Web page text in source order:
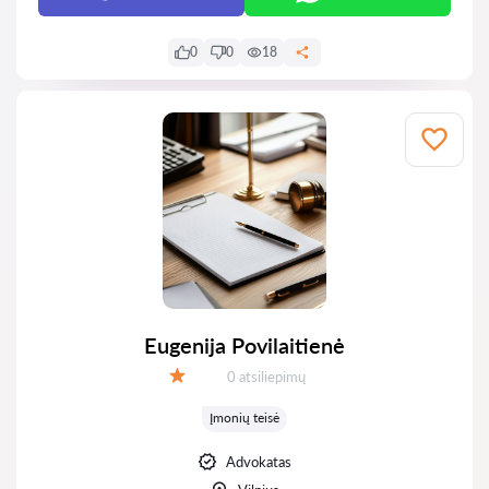
0 0 18
Eugenija Povilaitienė
Atsiliepimų:
0 atsiliepimų
Įmonių teisė
Advokatas